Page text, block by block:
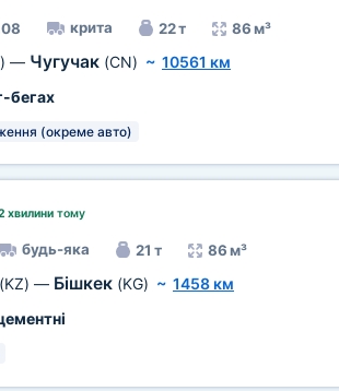
крита 22 т 86 м³
— Чугучак (CN) ~ 10561 км
бегах
(окреме авто)
хвилини тому
будь-яка 21 т 86 м³
(KZ) — Бішкек (KG) ~ 1458 км